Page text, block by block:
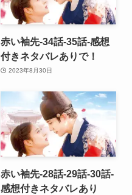
赤い袖先-34話-35話-感想
付きネタバレありで！
2023年8月30日
赤い袖先-28話-29話-30話-
感想付きネタバレあり